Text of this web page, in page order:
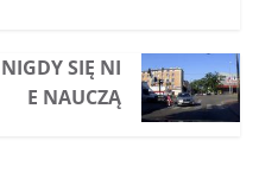
SIĘ NI
E NAUCZĄ